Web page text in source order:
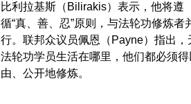
比利拉基斯（Bilirakis）表示，他将遵
循“真、善、忍”原则，与法轮功修炼者
行。联邦众议员佩恩（Payne）指出，
法轮功学员生活在哪里，他们都必须得
由、公开地修炼。